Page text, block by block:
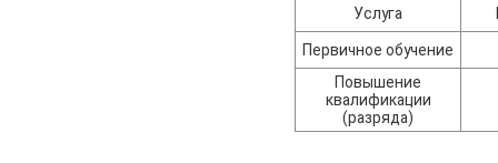
Услуга
Первичное обучение
Повышение
квалификации
(разряда)